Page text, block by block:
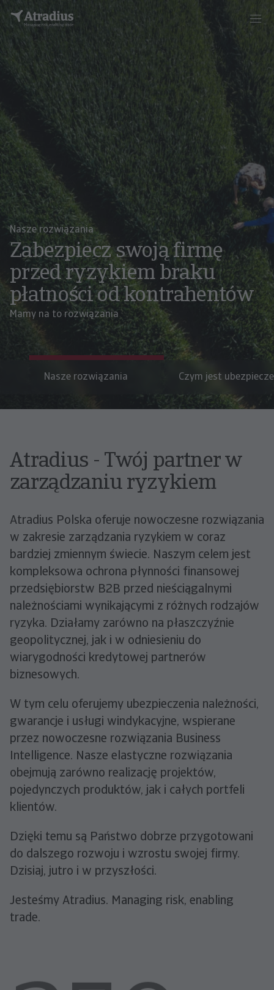
Nasze rozwiązania
Zabezpiecz swoją firmę
przed ryzykiem braku
płatności od kontrahentów
Mamy na to rozwiązania
Nasze rozwiązania Czym jest
Atradius - Twój partner w
zarządzaniu ryzykiem
Atradius Polska oferuje nowoczesne rozwiązania
w zakresie zarządzania ryzykiem w coraz
bardziej zmiennym świecie. Naszym celem jest
kompleksowa ochrona płynności finansowej
przedsiębiorstw B2B przed nieściągalnymi
należnościami wynikającymi z różnych rodzajów
ryzyka. Działamy zarówno na płaszczyźnie
geopolitycznej, jak i w odniesieniu do
wiarygodności kredytowej partnerów
biznesowych.
W tym celu oferujemy ubezpieczenia należności,
gwarancje i usługi windykacyjne, wspierane
przez nowoczesne rozwiązania Business
Intelligence. Nasze elastyczne rozwiązania
obejmują zarówno realizację projektów,
pojedynczych produktów, jak i całych portfeli
klientów.
Dzięki temu są Państwo dobrze przygotowani
do dalszego rozwoju i wzrostu swojej firmy.
Dzisiaj, jutro i w przyszłości.
Jesteśmy Atradius. Managing risk, enabling
trade.